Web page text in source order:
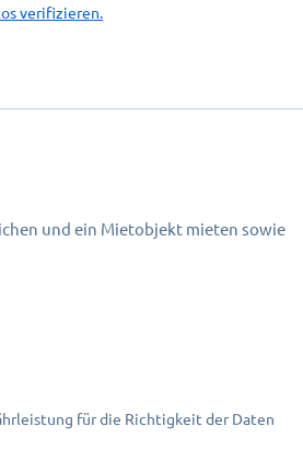
verifizieren.
und ein Mietobjekt mieten sowie
für die Richtigkeit der Daten